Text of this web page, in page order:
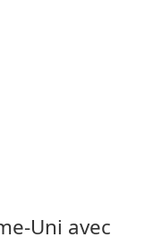
Uni avec